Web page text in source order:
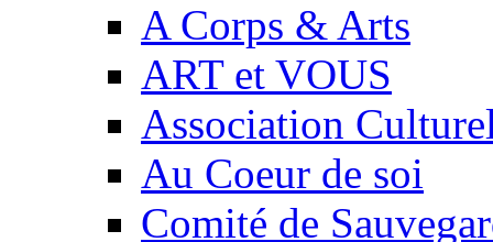
A Corps & Arts
ART et VOUS
Association
Au Coeur de soi
Comité de